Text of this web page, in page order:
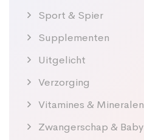
Sport & Spier
Supplementen
Uitgelicht
Verzorging
Vitamines & Mineralen
Zwangerschap & Baby